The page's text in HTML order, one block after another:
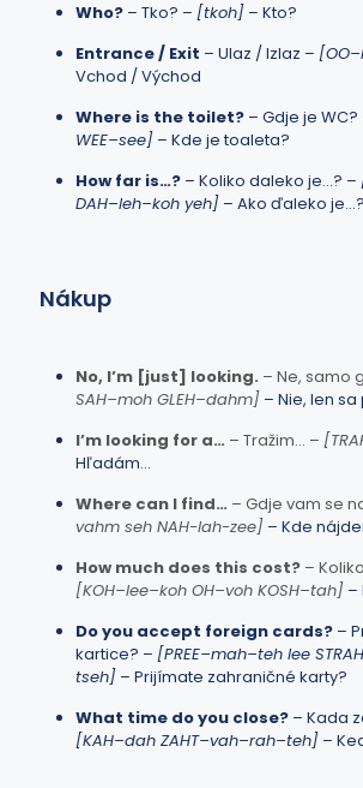
Who? – Tko? – [tkoh] – Kto?
Entrance / Exit – Ulaz / Izlaz –
Vchod / Východ
Where is the toilet? – Gdje je WC?
WEE–see] – Kde je toaleta?
How far is…? – Koliko daleko je…? –
DAH–leh–koh yeh] – Ako ďaleko je…?
Nákup
No, I’m [just] looking. – Ne, samo
SAH–moh GLEH–dahm] – Nie, len
I’m looking for a… – Tražim… –
Hľadám…
Where can I find… – Gdje vam se
vahm seh NAH-lah-zee] – Kde
How much does this cost? –
[KOH–lee–koh OH–voh KOSH–tah] –
Do you accept foreign cards? –
kartice? – [PREE–mah–teh lee
tseh] – Prijímate zahraničné karty?
What time do you close? – Kada
[KAH–dah ZAHT–vah–rah–teh] –